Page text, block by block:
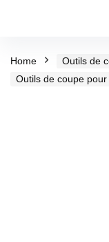
Home
Outils de
Outils de coupe pour